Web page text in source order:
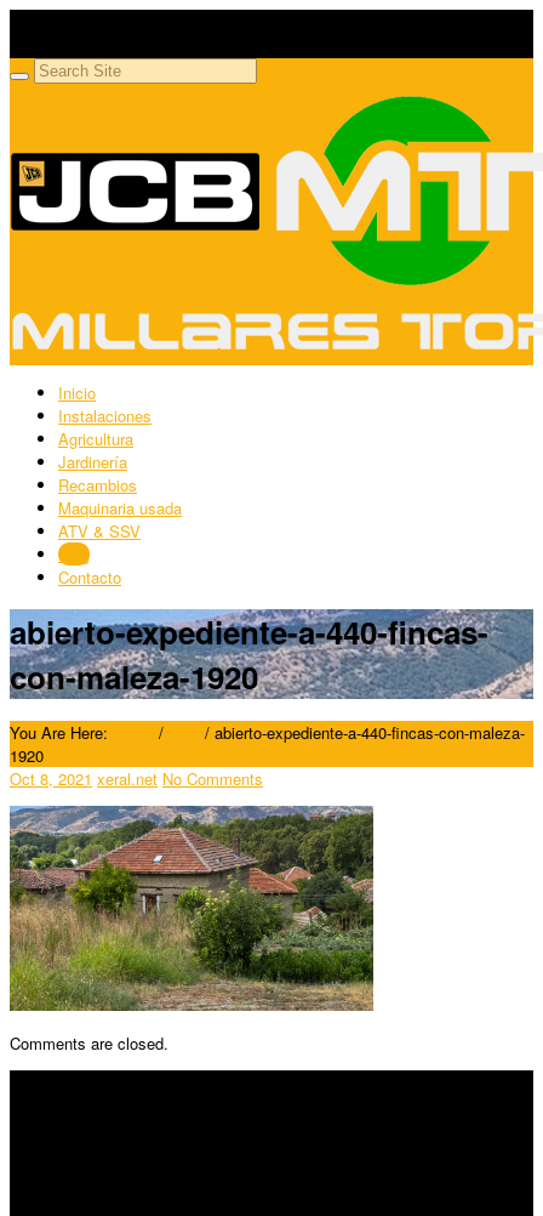
Inicio
Instalaciones
Agricultura
Jardinería
Recambios
Maquinaria usada
ATV & SSV
Blog
Contacto
abierto-expediente-a-440-fincas-
con-maleza-1920
You Are Here: / / abierto-expediente-a-440-fincas-con-maleza-
1920
Oct 8, 2021 xeral.net No Comments
Comments are closed.